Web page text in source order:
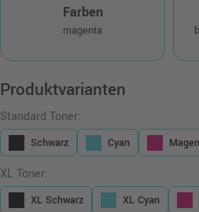
Farben
magenta
Produktvarianten
Standard Toner:
Schwarz Cyan
XL Toner:
XL Schwarz XL Cyan